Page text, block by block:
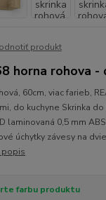
produkt
horna rohova -
60cm, viac farieb,
do kuchyne Skrinka
laminovaná 0,5 mm
úchytky závesy na
popis
farbu produktu